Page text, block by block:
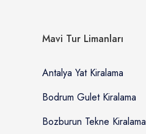
Mavi Tur Limanları
Antalya Yat Kiralama
Bodrum Gulet Kiralama
Bozburun Tekne Kiralama